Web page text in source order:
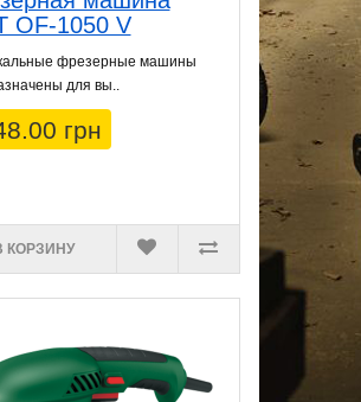
OF-1050 V
фрезерные машины
для вы..
грн
КОРЗИНУ